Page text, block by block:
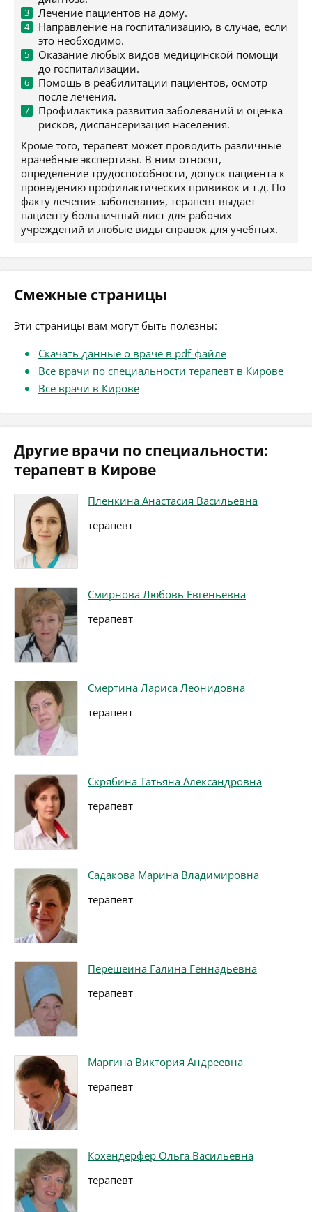
Лечение пациентов на дому.
Направление на госпитализацию, в случае, если
это необходимо.
Оказание любых видов медицинской помощи
до госпитализации.
Помощь в реабилитации пациентов, осмотр
после лечения.
Профилактика развития заболеваний и оценка
рисков, диспансеризация населения.
Кроме того, терапевт может проводить различные
врачебные экспертизы. В ним относят,
определение трудоспособности, допуск пациента к
проведению профилактических прививок и т.д. По
факту лечения заболевания, терапевт выдает
пациенту больничный лист для рабочих
учреждений и любые виды справок для учебных.
Смежные страницы
Эти страницы вам могут быть полезны:
Скачать данные о враче в pdf-файле
Все врачи по специальности терапевт в Кирове
Все врачи в Кирове
Другие врачи по специальности:
терапевт в Кирове
Пленкина Анастасия Васильевна
терапевт
Смирнова Любовь Евгеньевна
терапевт
Смертина Лариса Леонидовна
терапевт
Скрябина Татьяна Александровна
терапевт
Садакова Марина Владимировна
терапевт
Перешеина Галина Геннадьевна
терапевт
Маргина Виктория Андреевна
терапевт
Кохендерфер Ольга Васильевна
терапевт